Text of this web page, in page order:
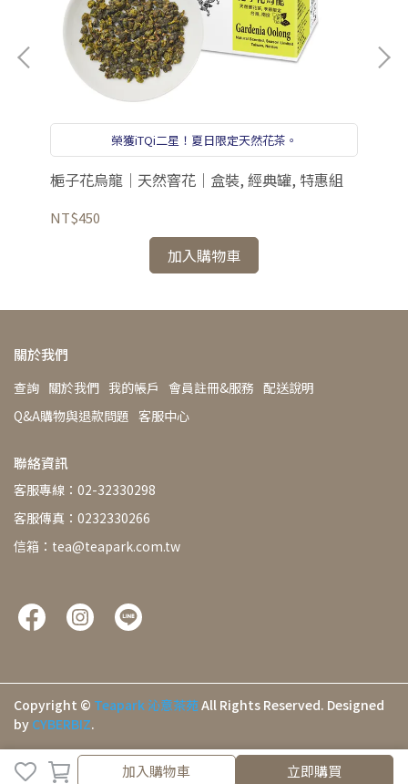
加入購物車
加入購物車 立即購買
榮獲iTQi二星！夏日限定天然花茶。
梔子花烏龍｜天然窨花｜盒裝, 經典罐, 特惠組
NT$450
加入購物車
關於我們
查詢 關於我們 我的帳戶 會員註冊&服務 配送說明
Q&A購物與退款問題 客服中心
聯絡資訊
客服專線：02-32330298
客服傳真：0232330266
信箱：tea@teapark.com.tw
Copyright © Teapark 沁意茶苑 All Rights Reserved. Designed
by CYBERBIZ.